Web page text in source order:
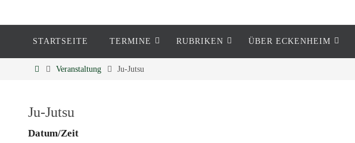
Eckenheim
STARTSEITE TERMINE RUBRIKEN ÜBER ECKENHEIM
Veranstaltung Ju-Jutsu
Ju-Jutsu
Datum/Zeit